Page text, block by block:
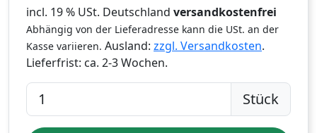
incl. 19 % USt. Deutschland versandkostenfrei
Abhängig von der Lieferadresse kann die USt. an der
Kasse variieren. Ausland: zzgl. Versandkosten.
Lieferfrist: ca. 2-3 Wochen.
Stück